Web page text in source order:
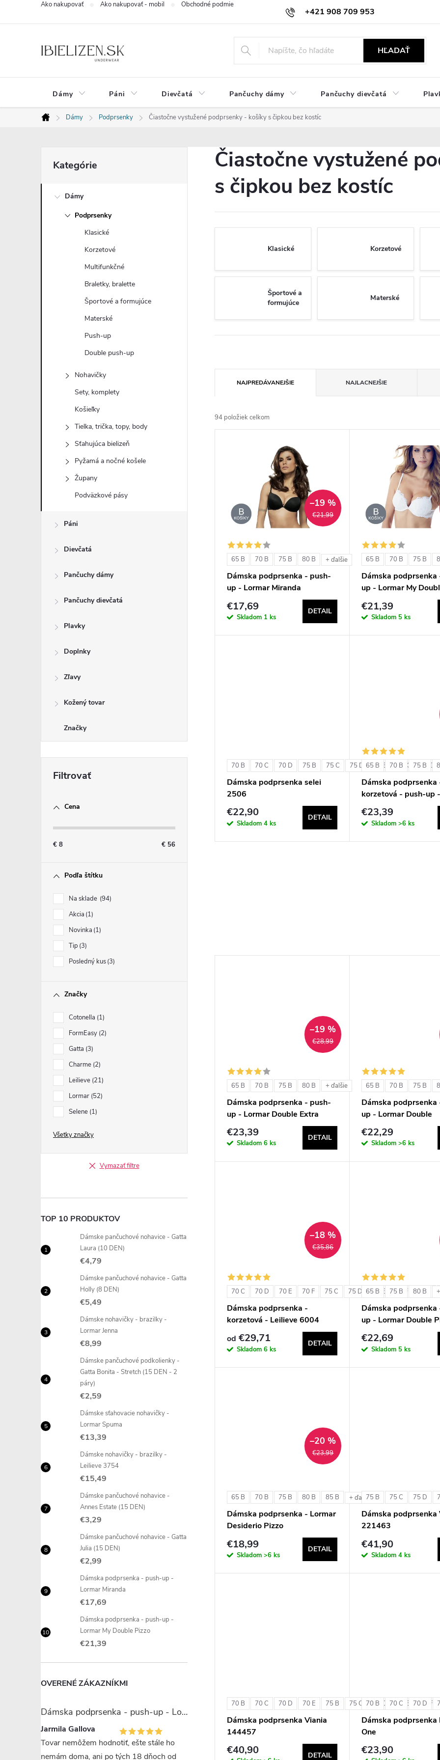
+421 908 709 953
objednavky@ibielizen.sk
Ako nakupovať Ako nakupovať - mobil Obchodné podmienky
HĽADAŤ
Dámy Páni Dievčatá Pančuchy dámy Pančuchy dievčatá
Domov
Dámy Podprsenky Čiastočne vystužené podprsenky - košíky s čipkou bez kostíc
o
kategórie
Kategórie
Dámy
Podprsenky
Klasické
Korzetové
Multifunkčné
Braletky, bralette
Športové a formujúce
Materské
Push-up
Double push-up
Nohavičky
Sety, komplety
Košieľky
Tielka, trička, topy, body
Sťahujúca bielizeň
Pyžamá a nočné košele
Župany
Podväzkové pásy
Páni
Dievčatá
Pančuchy dámy
Pančuchy dievčatá
Plavky
Doplnky
Zľavy
Kožený tovar
Značky
Cena
€ 8 € 56
Podľa štítku
Na sklade 94
Akcia 1
Novinka 1
Tip 3
Posledný kus 3
Značky
Cotonella 1
FormEasy 2
Gatta 3
Charme 2
Leilieve 21
Lormar 52
Selene 1
Všetky značky
Vymazať filtre
TOP 10 PRODUKTOV
Dámske pančuchové nohavice - Gatta
Laura (10 DEN)
€4,79
Dámske pančuchové nohavice - Gatta
Holly (8 DEN)
€5,49
Dámske nohavičky - brazilky -
Lormar Jenna
€8,99
Dámske pančuchové podkolienky -
Gatta Bonita - Stretch (15 DEN - 2
páry)
€2,59
Dámske sťahovacie nohavičky -
Lormar Spuma
€13,39
Dámske nohavičky - brazilky -
Leilieve 3754
€15,49
Dámske pančuchové nohavice -
Annes Estate (15 DEN)
€3,29
Dámske pančuchové nohavice - Gatta
Julia (15 DEN)
€2,99
Dámska podprsenka - push-up -
Lormar Miranda
€17,69
Dámska podprsenka - push-up -
Lormar My Double Pizzo
€21,39
OVERENÉ ZÁKAZNÍKMI
Dámska podprsenka - push-up - Lormar Miranda
Jarmila Gallova
Tovar nemôžem hodnotiť, ešte stále ho
nemám doma, ani po tých 18 dňoch od
Čiastočne vystužené
s čipkou bez kostíc
Klasické Korzetové
Športové a
formujúce
Materské
a
d
NAJPREDÁVANEJŠIE NAJLACNEJŠIE
94 položiek celkom
d
€21,99
–19 %
65 B 70 B 75 B 80 B + ďalšie
Dámska podprsenka - push-
up - Lormar Miranda
€17,69
Skladom 1 ks
DETAIL
65 B 70 B 75 B
Dámska podprsenka
up - Lormar My
€21,39
Skladom 5 ks
70 B 70 C 70 D 75 B 75 C 75 D 80 B 80 C 80 D
Dámska podprsenka selei
2506
€22,90
Skladom 4 ks
DETAIL
65 B 70 B 75 B
Dámska podprsenka
korzetová - push-up
Double Extra Pizzo
€23,39
Skladom>6 ks
€28,99
–19 %
65 B 70 B 75 B 80 B + ďalšie
Dámska podprsenka - push-
up - Lormar Double Extra
€23,39
Skladom 6 ks
DETAIL
65 B 70 B 75 B
Dámska podprsenka
up - Lormar Double
€22,29
Skladom>6 ks
€35,86
–18 %
70 C 70 D 70 E 70 F 75 C 75 D 75 E 75 F 80 C
Dámska podprsenka -
korzetová - Leilieve 6004
od €29,71
Skladom 6 ks
DETAIL
65 B 75 B 80 B
Dámska podprsenka
up - Lormar Double
€22,69
Skladom 5 ks
€23,99
–20 %
65 B 70 B 75 B 80 B 85 B + ďalšie
Dámska podprsenka - Lormar
Desiderio Pizzo
€18,99
Skladom >6 ks
DETAIL
75 B 75 C 75 D
Dámska podprsenka
221463
€41,90
Skladom4 ks
70 B 70 C 70 D 70 E 75 B 75 C 75 D 75 E 75 F
Dámska podprsenka Viania
144457
€40,90 DETAIL
70 B 70 C 70 D
Dámska podprsenka
One
€23,90